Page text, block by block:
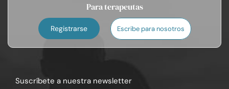
Para terapeutas
Registrarse Escribe para nosotros
Suscríbete a nuestra newsletter